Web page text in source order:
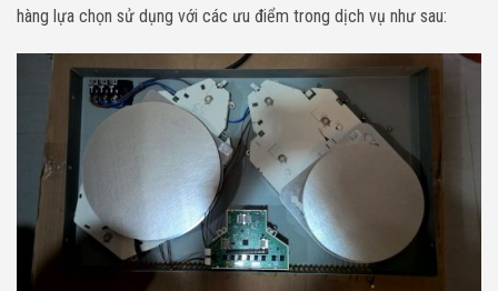
hàng lựa chọn sử dụng với các ưu điểm trong dịch vụ như sau: